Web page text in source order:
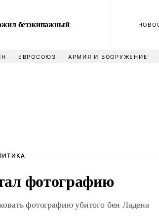
безэкипажный
ЕВРОСОЮЗ АРМИЯ И ВООРУЖЕНИЕ
фотографию
фотографию убитого бен Ладена